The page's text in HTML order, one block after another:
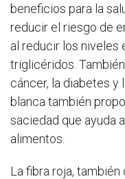
beneficios para la
reducir el riesgo de
al reducir los
triglicéridos.
cáncer, la diabetes y
blanca también
saciedad que ayuda
alimentos.
La fibra roja,